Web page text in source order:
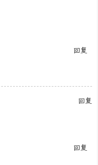
回复
回复
回复